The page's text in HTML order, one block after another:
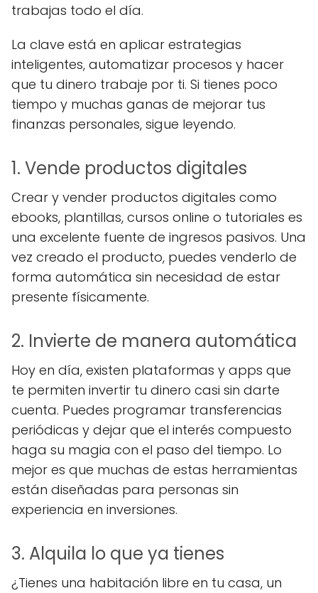
trabajas todo el día.
La clave está en aplicar estrategias
inteligentes, automatizar procesos y hacer
que tu dinero trabaje por ti. Si tienes poco
tiempo y muchas ganas de mejorar tus
finanzas personales, sigue leyendo.
1. Vende productos digitales
Crear y vender productos digitales como
ebooks, plantillas, cursos online o tutoriales es
una excelente fuente de ingresos pasivos. Una
vez creado el producto, puedes venderlo de
forma automática sin necesidad de estar
presente físicamente.
2. Invierte de manera automática
Hoy en día, existen plataformas y apps que
te permiten invertir tu dinero casi sin darte
cuenta. Puedes programar transferencias
periódicas y dejar que el interés compuesto
haga su magia con el paso del tiempo. Lo
mejor es que muchas de estas herramientas
están diseñadas para personas sin
experiencia en inversiones.
3. Alquila lo que ya tienes
¿Tienes una habitación libre en tu casa, un